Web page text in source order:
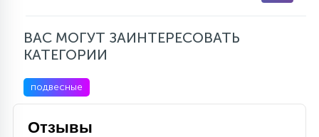
ВАС МОГУТ ЗАИНТЕРЕСОВАТЬ
КАТЕГОРИИ
подвесные
Отзывы